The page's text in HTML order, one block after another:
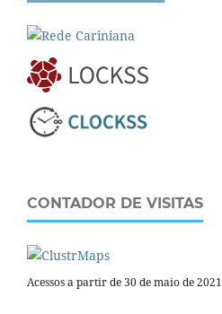
CONTADOR DE VISITAS
Acessos a partir de 30 de maio de 2021